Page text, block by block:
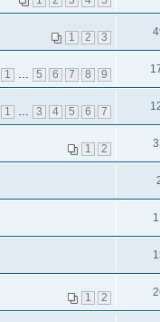
1 2 3
1 … 5 6 7 8 9
1 … 3 4 5 6 7
1 2
1 2